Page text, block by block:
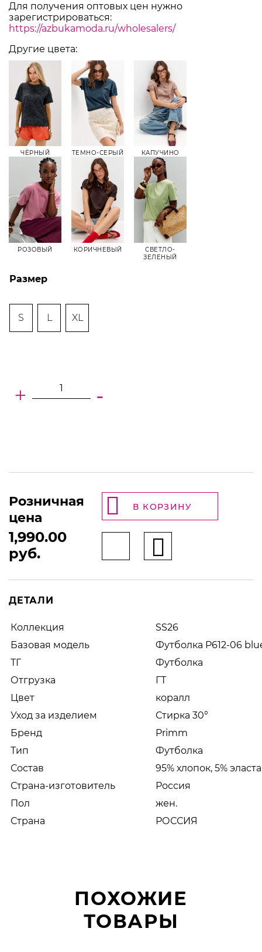
Для получения оптовых цен нужно
зарегистрироваться:
https://azbukamoda.ru/wholesalers/
Другие цвета:
ЧЁРНЫЙ ТЕМНО-СЕРЫЙ КАПУЧИНО
РОЗОВЫЙ КОРИЧНЕВЫЙ
СВЕТЛО-
ЗЕЛЕНЫЙ
Размер
S L XL
+ -
Розничная
цена
1,990.00
руб.
В КОРЗИНУ
ДЕТАЛИ
Коллекция
SS26
Базовая модель
Футболка P612-06
ТГ
Футболка
Отгрузка
ГТ
Цвет
коралл
Уход за изделием
Стирка 30°
Бренд
Primm
Тип
Футболка
Состав
95% хлопок, 5%
Страна-изготовитель
Россия
Пол
жен.
Страна
РОССИЯ
ПОХОЖИЕ
ТОВАРЫ